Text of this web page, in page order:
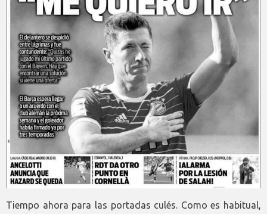
Tiempo ahora para las portadas culés. Como es habitual,